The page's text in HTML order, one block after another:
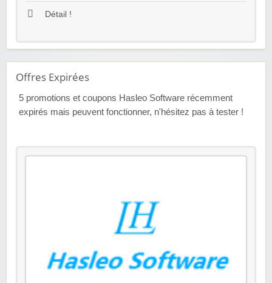
Détail !
Offres Expirées
5 promotions et coupons Hasleo Software récemment
expirés mais peuvent fonctionner, n'hésitez pas à tester !